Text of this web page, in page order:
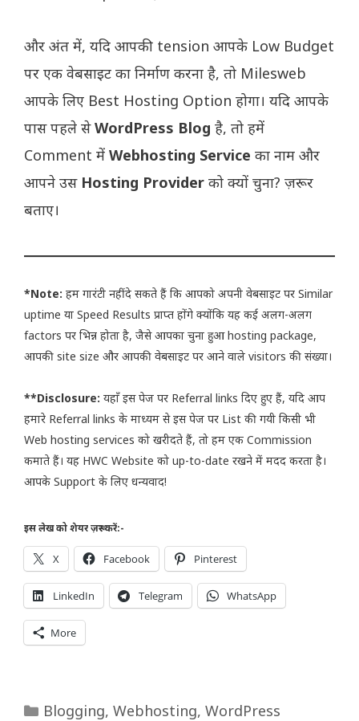
और अंत में, यदि आपकी tension आपके Low Budget
पर एक वेबसाइट का निर्माण करना है, तो Milesweb
आपके लिए Best Hosting Option होगा। यदि आपके
पास पहले सेWordPress Blog है, तो हमें
Comment में Webhosting Service का नाम और
आपने उस Hosting Provider को क्यों चुना? ज़रूर
बताए।
*Note: हम गारंटी नहीं दे सकते हैं कि आपको अपनी वेबसाइट पर Similar
uptime या Speed Results प्राप्त होंगे क्योंकि यह कई अलग-अलग
factors पर भिन्न होता है, जैसे आपका चुना हुआ hosting package,
आपकी site size और आपकी वेबसाइट पर आने वाले visitors की संख्या।
**Disclosure: यहाँ इस पेज पर Referral links दिए हुए हैं, यदि आप
हमारे Referral links के माध्यम से इस पेज पर List की गयी किसी भी
Web hosting services को खरीदते हैं, तो हम एक Commission
कमाते हैं। यह HWC Website को up-to-date रखने में मदद करता है।
आपके Support के लिए धन्यवाद!
इस लेख को शेयर ज़रूर करें:-
X Facebook Pinterest
LinkedIn Telegram WhatsApp
More
Categories
Blogging, Webhosting, WordPress